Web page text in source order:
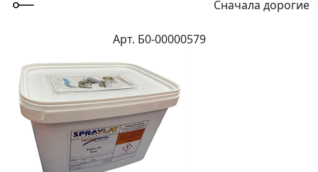
Сначала дорогие
Арт. Б0-00000579